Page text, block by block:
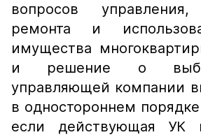
вопросов управления,
ремонта и
имущества
и решение о
управляющей компании
в одностороннем
если действующая УК